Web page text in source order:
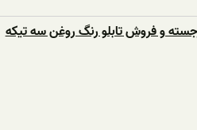
و فروش تابلو رنگ روغن سه تیکه